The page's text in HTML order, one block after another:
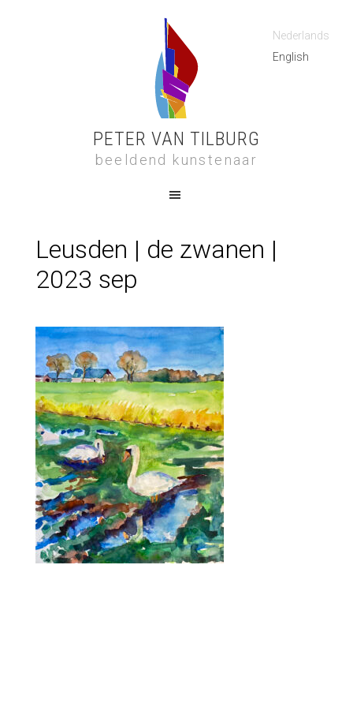
Nederlands
English
PETER VAN TILBURG
beeldend kunstenaar
Leusden | de zwanen |
2023 sep